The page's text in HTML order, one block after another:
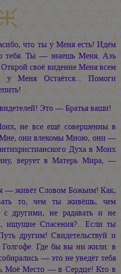
что ты у Меня есть! Идём
Ты — знаешь Меня. Азъ
своё видение Меня всем
Меня Остаётся... Помоги
Это — Братья ваши!
не все ещё совершенны в
Мне, они влекомы Мною, они —
Духа в Моих
верует в Матерь Мира, —
— живёт Словом Божьим! Как,
то, чем ты живёшь, чем
с другими, не радавать и не
ищущие Спасения?.. Если ты
другим! Свидетельствуй и
Где бы вы ни жили: в
— это не уведёт тебя
Моё Место — в Сердце! Кто в